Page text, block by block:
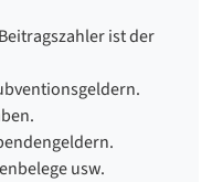
ist der
usw.